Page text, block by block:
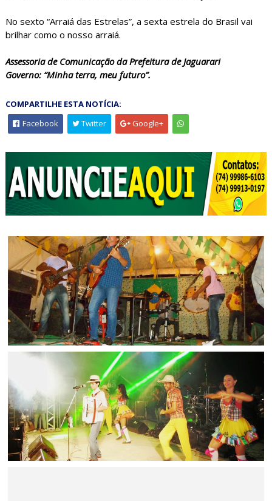
No sexto “Arraiá das Estrelas”, a sexta estrela do Brasil vai
brilhar como o nosso arraiá.
Assessoria de Comunicação da Prefeitura de Jaguarari
Governo: “Minha terra, meu futuro”.
COMPARTILHE ESTA NOTÍCIA:
Facebook
Twitter Google+
Vocalista da banda Os Sem Futuros Prefeito de Biritinga
não decepciona público